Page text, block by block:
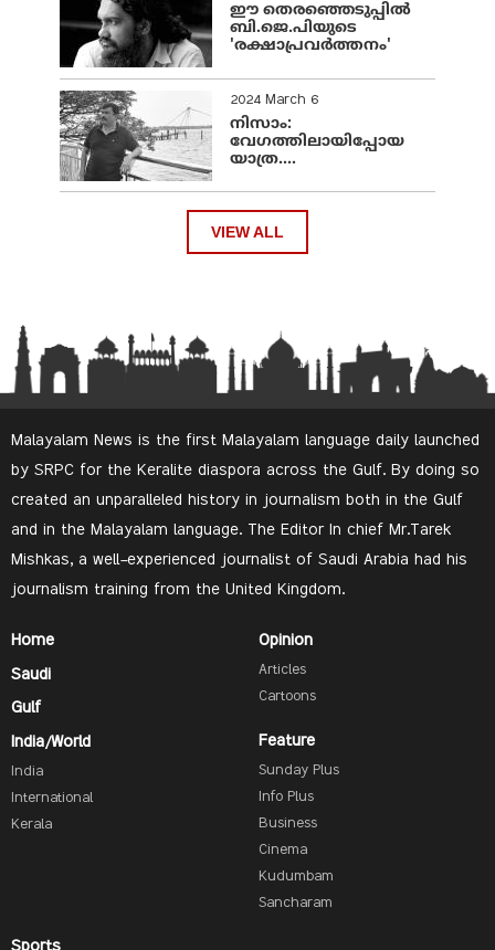
ഈ തെരഞ്ഞെടുപ്പില്‍
ബി.ജെ.പിയുടെ
'രക്ഷാപ്രവര്‍ത്തനം'
2024 March 6
നിസാം:
വേഗത്തിലായിപ്പോയ
യാത്ര....
VIEW ALL
Malayalam News is the first Malayalam language daily launched
by SRPC for the Keralite diaspora across the Gulf. By doing so
created an unparalleled history in journalism both in the Gulf
and in the Malayalam language. The Editor In chief Mr.Tarek
Mishkas, a well-experienced journalist of Saudi Arabia had his
journalism training from the United Kingdom.
Home
Saudi
Gulf
India/World
India
International
Kerala
Opinion
Articles
Cartoons
Feature
Sunday Plus
Info Plus
Business
Cinema
Kudumbam
Sancharam